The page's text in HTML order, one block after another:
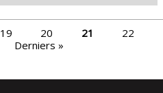
19 20 21 22
Derniers »